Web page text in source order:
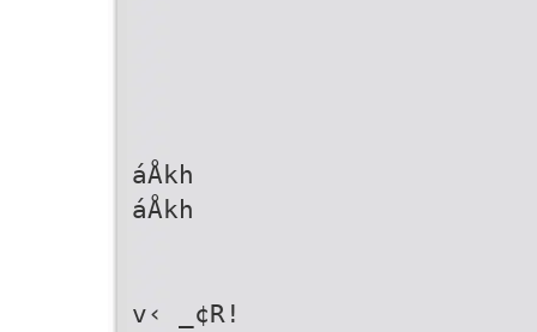
áÅkh
áÅkh
v‹ _¢R!